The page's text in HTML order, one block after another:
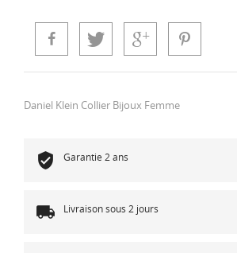
Daniel Klein Collier Bijoux Femme
Garantie 2 ans
Livraison sous 2 jours